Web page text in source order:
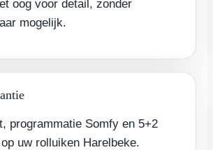
oog voor detail, zonder
mogelijk.
programmatie Somfy en 5+2
uw rolluiken Harelbeke.